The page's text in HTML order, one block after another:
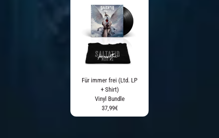
Für immer frei (Ltd. LP
+ Shirt)
Vinyl Bundle
37,99€